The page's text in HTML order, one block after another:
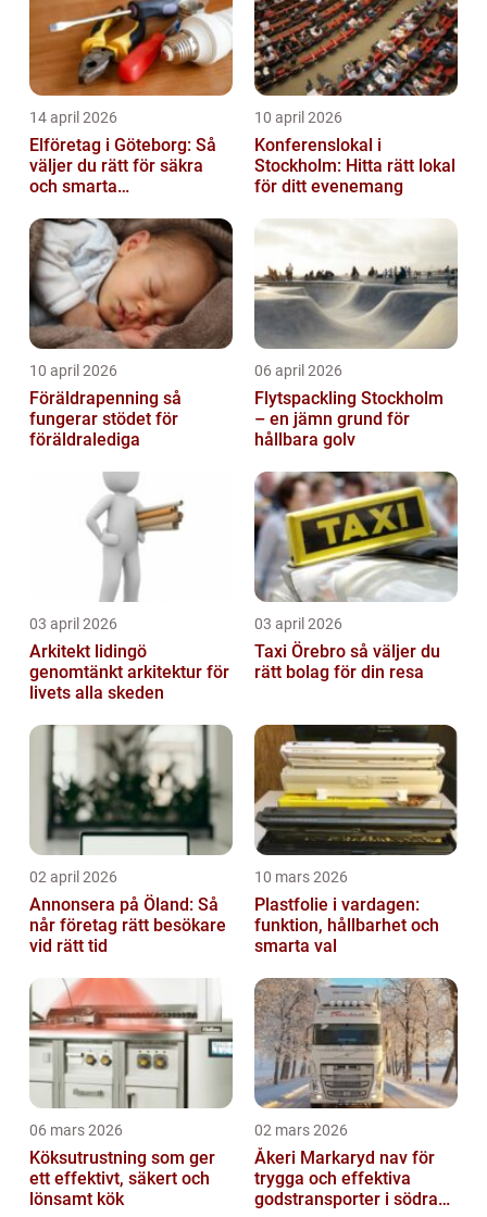
14 april 2026
Elföretag i Göteborg: Så
väljer du rätt för säkra
och smarta
10 april 2026
Konferenslokal i
Stockholm: Hitta rätt lokal
för ditt evenemang
10 april 2026
Föräldrapenning så
fungerar stödet för
föräldralediga
06 april 2026
Flytspackling Stockholm
– en jämn grund för
hållbara golv
03 april 2026
Arkitekt lidingö
genomtänkt arkitektur för
livets alla skeden
03 april 2026
Taxi Örebro så väljer du
rätt bolag för din resa
02 april 2026
Annonsera på Öland: Så
når företag rätt besökare
vid rätt tid
10 mars 2026
Plastfolie i vardagen:
funktion, hållbarhet och
smarta val
06 mars 2026
Köksutrustning som ger
ett effektivt, säkert och
lönsamt kök
02 mars 2026
Åkeri Markaryd nav för
trygga och effektiva
godstransporter i södra